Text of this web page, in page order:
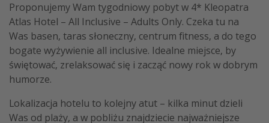
Proponujemy Wam tygodniowy pobyt w 4* Kleopatra
Atlas Hotel – All Inclusive – Adults Only. Czeka tu na
Was basen, taras słoneczny, centrum fitness, a do tego
bogate wyżywienie all inclusive. Idealne miejsce, by
świętować, zrelaksować się i zacząć nowy rok w dobrym
humorze.
Lokalizacja hotelu to kolejny atut – kilka minut dzieli
Was od plaży, a w pobliżu znajdziecie najważniejsze